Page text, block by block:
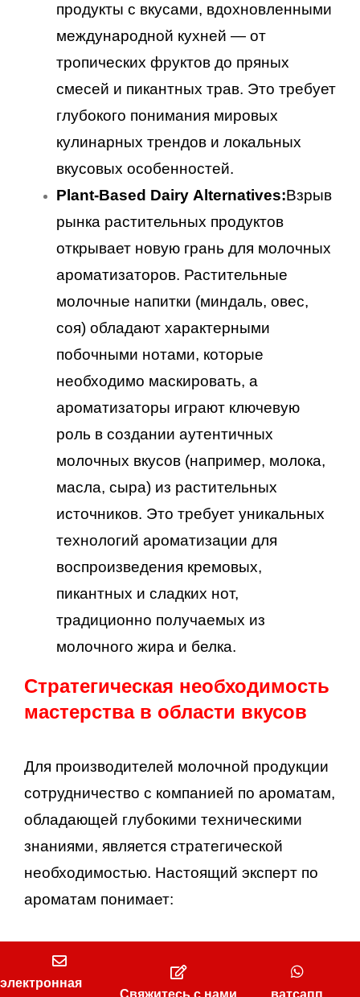
продукты с вкусами, вдохновленными
международной кухней — от
тропических фруктов до пряных
смесей и пикантных трав. Это требует
глубокого понимания мировых
кулинарных трендов и локальных
вкусовых особенностей.
Plant-Based Dairy Alternatives:Взрыв
рынка растительных продуктов
открывает новую грань для молочных
ароматизаторов. Растительные
молочные напитки (миндаль, овес,
соя) обладают характерными
побочными нотами, которые
необходимо маскировать, а
ароматизаторы играют ключевую
роль в создании аутентичных
молочных вкусов (например, молока,
масла, сыра) из растительных
источников. Это требует уникальных
технологий ароматизации для
воспроизведения кремовых,
пикантных и сладких нот,
традиционно получаемых из
молочного жира и белка.
Стратегическая необходимость
мастерства в области вкусов
Для производителей молочной продукции
сотрудничество с компанией по ароматам,
обладающей глубокими техническими
знаниями, является стратегической
необходимостью. Настоящий эксперт по
ароматам понимает:
The matrix effect:
ароматов с жирами, белками и
электронная
Свяжитесь с нами
ватсапп